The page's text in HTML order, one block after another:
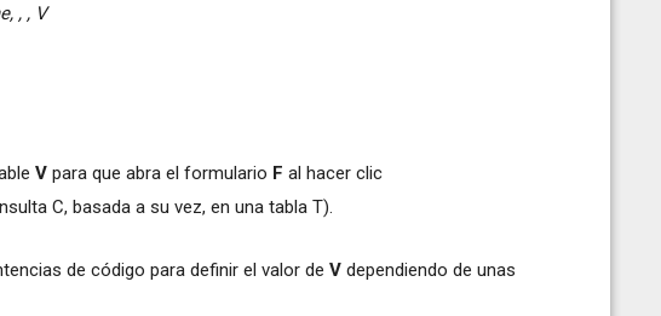
, , V
V para que abra el formulario F al hacer clic
C, basada a su vez, en una tabla T).
de código para definir el valor de V dependiendo de unas